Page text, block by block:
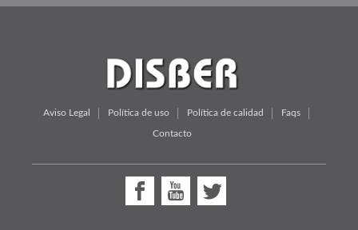
Aviso Legal Política de uso Política de calidad Faqs
Contacto